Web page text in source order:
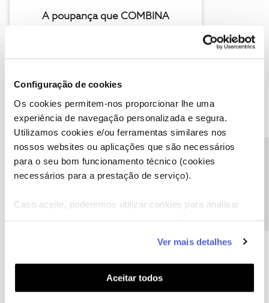
Configuração de cookies
Os cookies permitem-nos proporcionar lhe uma
experiência de navegação personalizada e segura.
Utilizamos cookies e/ou ferramentas similares nos
nossos websites ou aplicações que são necessários
para o seu bom funcionamento técnico (cookies
necessários para a prestação de serviço).
Caso aceite, poderemos utilizar cookies para analisar
funcionalidades (cookies de personalização e
funcionalidade) e adaptar anúncios aos seus interesses
(cookies de publicidade personalizada). Pode gerir a
utilização dos cookies clicando em "Configurar
Ver mais detalhes
Aceitar todos
A poupança que COMBINA
Descubra as novidades de junho
Hall of Fame de junho